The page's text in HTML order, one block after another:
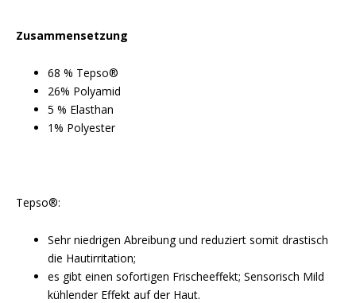
Zusammensetzung
68 % Tepso®
26% Polyamid
5 % Elasthan
1% Polyester
Tepso®:
Sehr niedrigen Abreibung und reduziert somit drastisch
die Hautirritation;
es gibt einen sofortigen Frischeeffekt; Sensorisch Mild
kühlender Effekt auf der Haut.